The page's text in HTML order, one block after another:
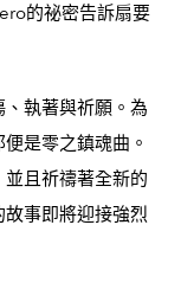
的祕密告訴扇要
執著與祈願。為
是零之鎮魂曲。
且祈禱著全新的
事即將迎接強烈